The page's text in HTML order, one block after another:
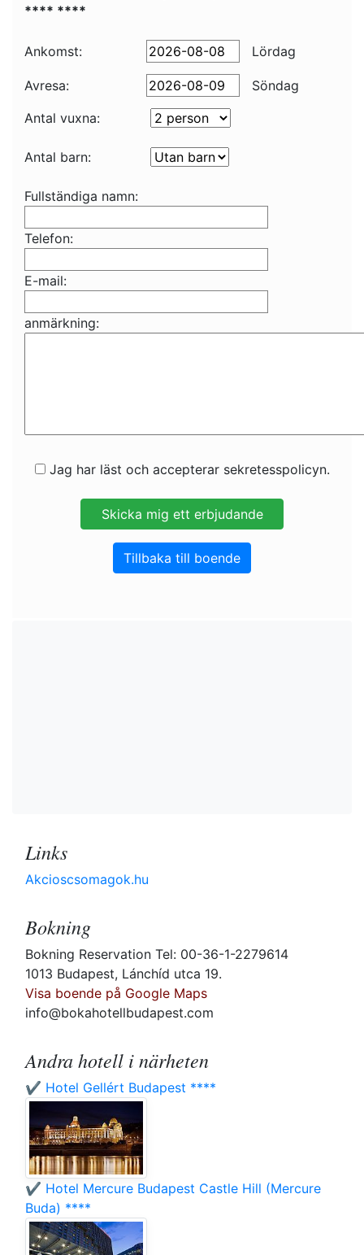
**** ****
Ankomst: Lördag
Avresa:
Söndag
Antal vuxna:
Antal barn:
Fullständiga namn:
Telefon:
E-mail:
anmärkning:
Jag har läst och accepterar sekretesspolicyn.
Tillbaka till boende
Links
Akcioscsomagok.hu
Bokning
Bokning Reservation Tel: 00-36-1-2279614
1013 Budapest, Lánchíd utca 19.
Visa boende på Google Maps
info@bokahotellbudapest.com
Andra hotell i närheten
✔️ Hotel Gellért Budapest ****
✔️ Hotel Mercure Budapest Castle Hill (Mercure
Buda) ****